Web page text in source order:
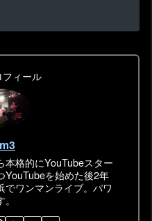
ィール
格的にYouTubeスター
YouTubeを始めた後2年
ワンマンライブ。パワ